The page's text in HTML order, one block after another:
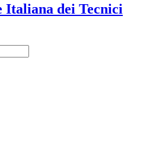
Italiana dei Tecnici